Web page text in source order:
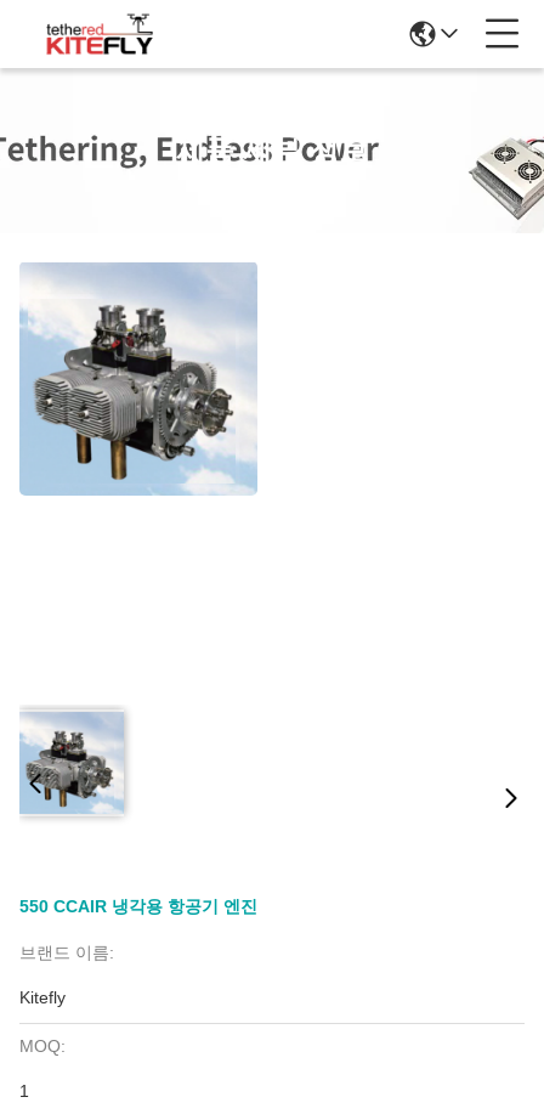
제품 세부 정보
550 CCAIR 냉각용 항공기 엔진
브랜드 이름:
Kitefly
MOQ:
1